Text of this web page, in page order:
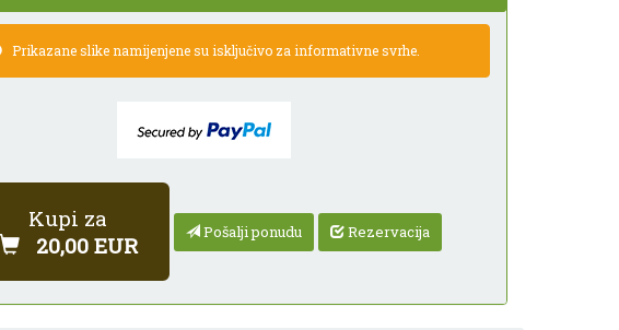
Prikazane slike namijenjene su isključivo za informativne svrhe.
Kupi za
20,00 EUR
Pošalji ponudu Rezervacija